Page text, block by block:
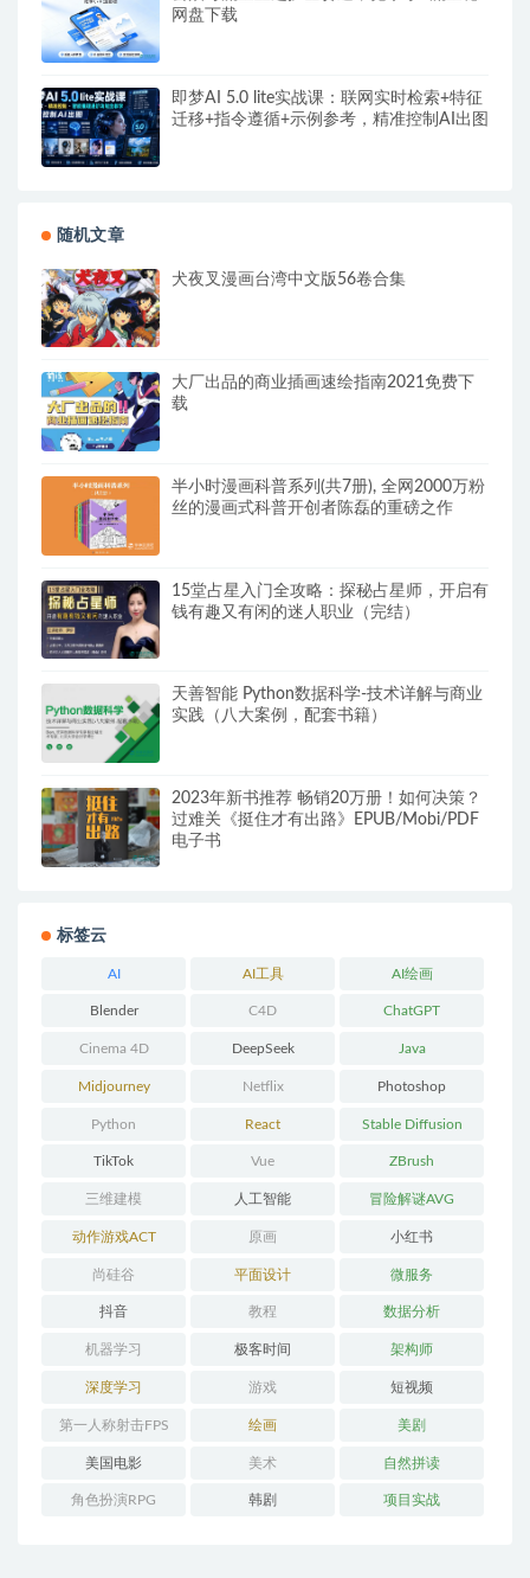
网盘下载
即梦AI 5.0 lite实战课：联网实时检索+特征
迁移+指令遵循+示例参考，精准控制AI出图
随机文章
犬夜叉漫画台湾中文版56卷合集
大厂出品的商业插画速绘指南2021免费下
载
半小时漫画科普系列(共7册), 全网2000万粉
丝的漫画式科普开创者陈磊的重磅之作
15堂占星入门全攻略：探秘占星师，开启有
钱有趣又有闲的迷人职业（完结）
天善智能 Python数据科学-技术详解与商业
实践（八大案例，配套书籍）
2023年新书推荐 畅销20万册！如何决策？
过难关《挺住才有出路》EPUB/Mobi/PDF
电子书
标签云
AI AI工具 AI绘画
Blender C4D ChatGPT
Cinema 4D DeepSeek Java
Midjourney Netflix Photoshop
Python React Stable Diffusion
TikTok Vue ZBrush
三维建模 人工智能 冒险解谜AVG
动作游戏ACT 原画 小红书
尚硅谷 平面设计 微服务
抖音 教程 数据分析
机器学习 极客时间 架构师
深度学习 游戏 短视频
第一人称射击FPS 绘画 美剧
美国电影 美术 自然拼读
角色扮演RPG 韩剧 项目实战